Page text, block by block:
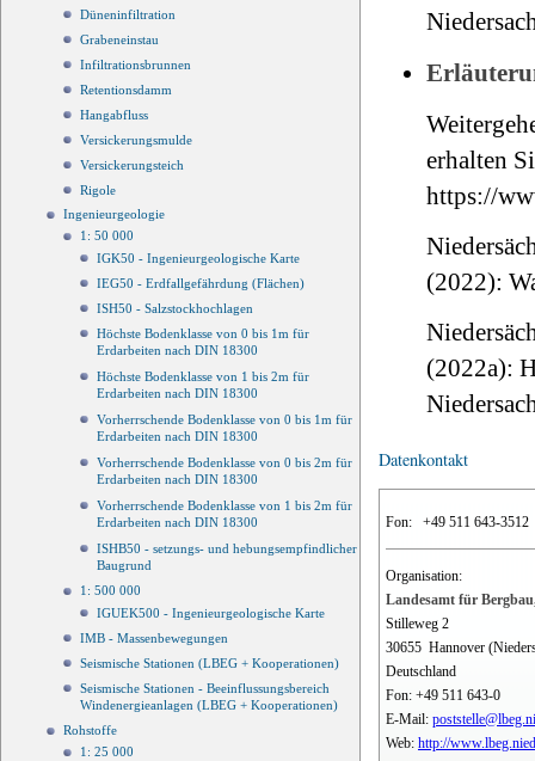
Düneninfiltration
Grabeneinstau
Infiltrationsbrunnen
Retentionsdamm
Hangabfluss
Versickerungsmulde
Versickerungsteich
Rigole
Ingenieurgeologie
1: 50 000
IGK50 - Ingenieurgeologische Karte
IEG50 - Erdfallgefährdung (Flächen)
ISH50 - Salzstockhochlagen
Höchste Bodenklasse von 0 bis 1m für
Erdarbeiten nach DIN 18300
Höchste Bodenklasse von 1 bis 2m für
Erdarbeiten nach DIN 18300
Vorherrschende Bodenklasse von 0 bis 1m für
Erdarbeiten nach DIN 18300
Vorherrschende Bodenklasse von 0 bis 2m für
Erdarbeiten nach DIN 18300
Vorherrschende Bodenklasse von 1 bis 2m für
Erdarbeiten nach DIN 18300
ISHB50 - setzungs- und hebungsempfindlicher
Baugrund
1: 500 000
IGUEK500 - Ingenieurgeologische Karte
IMB - Massenbewegungen
Seismische Stationen (LBEG + Kooperationen)
Seismische Stationen - Beeinflussungsbereich
Windenergieanlagen (LBEG + Kooperationen)
Rohstoffe
1: 25 000
erhalten
https://
(2022):
(2022a):
Datenkontakt
Fon: +49 511 643-3512
Organisation:
Landesamt für
Stilleweg 2
30655 Hannover
Deutschland
Fon: +49 511 643-0
E-Mail:
Web: http://